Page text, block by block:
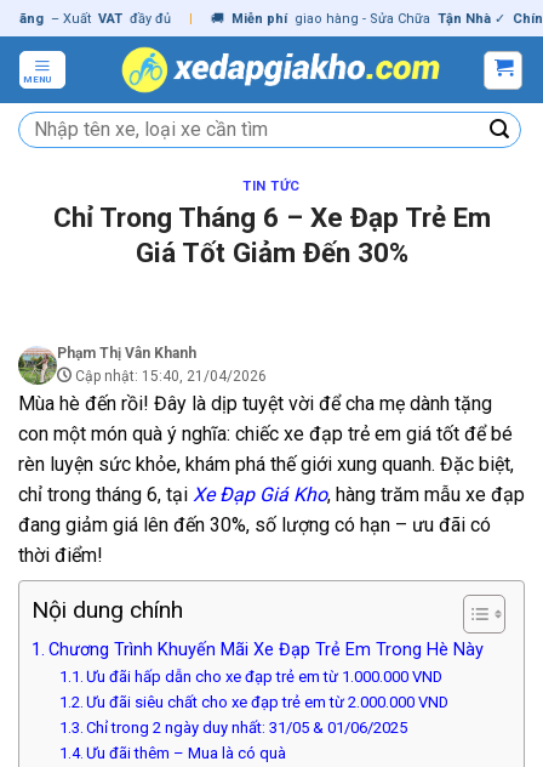
Skip
to
content
– Xuất VAT đầy đủ | 🚚 Miễn phí giao hàng - Sửa Chữa Tận Nhà ✓ Chính
MENU
Tìm
kiếm:
TIN TỨC
Chỉ Trong Tháng 6 – Xe Đạp Trẻ Em
Giá Tốt Giảm Đến 30%
Phạm Thị Vân Khanh
Cập nhật: 15:40, 21/04/2026
Mùa hè đến rồi! Đây là dịp tuyệt vời để cha mẹ dành tặng
con một món quà ý nghĩa: chiếc xe đạp trẻ em giá tốt để bé
rèn luyện sức khỏe, khám phá thế giới xung quanh. Đặc biệt,
chỉ trong tháng 6, tại Xe Đạp Giá Kho, hàng trăm mẫu xe đạp
đang giảm giá lên đến 30%, số lượng có hạn – ưu đãi có
thời điểm!
Nội dung chính
Chương Trình Khuyến Mãi Xe Đạp Trẻ Em Trong Hè Này
Ưu đãi hấp dẫn cho xe đạp trẻ em từ 1.000.000 VND
Ưu đãi siêu chất cho xe đạp trẻ em từ 2.000.000 VND
Chỉ trong 2 ngày duy nhất: 31/05 & 01/06/2025
Ưu đãi thêm – Mua là có quà